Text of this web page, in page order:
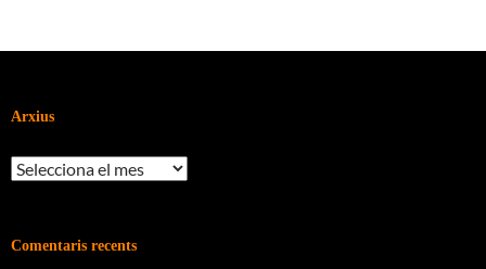
Arxius
Arxius
Comentaris recents